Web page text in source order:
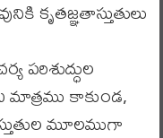
కృతజ్ఞతాస్తుతులు
పరిశుద్ధుల
కాకుండ,
మూలముగా